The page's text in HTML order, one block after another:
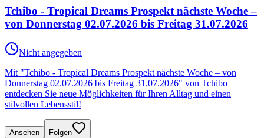
Tchibo - Tropical Dreams Prospekt nächste Woche –
von Donnerstag 02.07.2026 bis Freitag 31.07.2026
Nicht angegeben
Mit "Tchibo - Tropical Dreams Prospekt nächste Woche – von
Donnerstag 02.07.2026 bis Freitag 31.07.2026" von Tchibo
entdecken Sie neue Möglichkeiten für Ihren Alltag und einen
stilvollen Lebensstil!
Ansehen Folgen